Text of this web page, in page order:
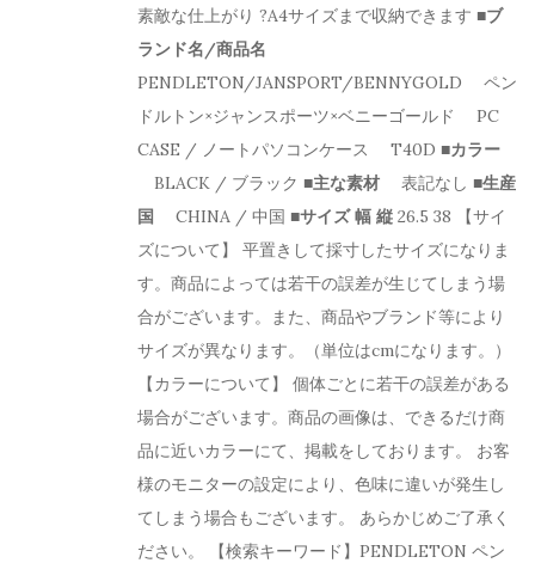
素敵な仕上がり ?A4サイズまで収納できます ■ブ
ランド名/商品名
PENDLETON/JANSPORT/BENNYGOLD ペン
ドルトン×ジャンスポーツ×ベニーゴールド PC
CASE / ノートパソコンケース T40D ■カラー
BLACK / ブラック ■主な素材 表記なし ■生産
国 CHINA / 中国 ■サイズ 幅 縦 26.5 38 【サイ
ズについて】 平置きして採寸したサイズになりま
す。商品によっては若干の誤差が生じてしまう場
合がございます。また、商品やブランド等により
サイズが異なります。（単位はcmになります。）
【カラーについて】 個体ごとに若干の誤差がある
場合がございます。商品の画像は、できるだけ商
品に近いカラーにて、掲載をしております。 お客
様のモニターの設定により、色味に違いが発生し
てしまう場合もございます。 あらかじめご了承く
ださい。 【検索キーワード】PENDLETON ペン